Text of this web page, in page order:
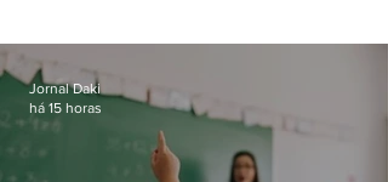
Jornal Daki
há 15 horas